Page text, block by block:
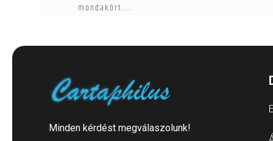
mondakört....
Minden kérdést megválaszolunk!